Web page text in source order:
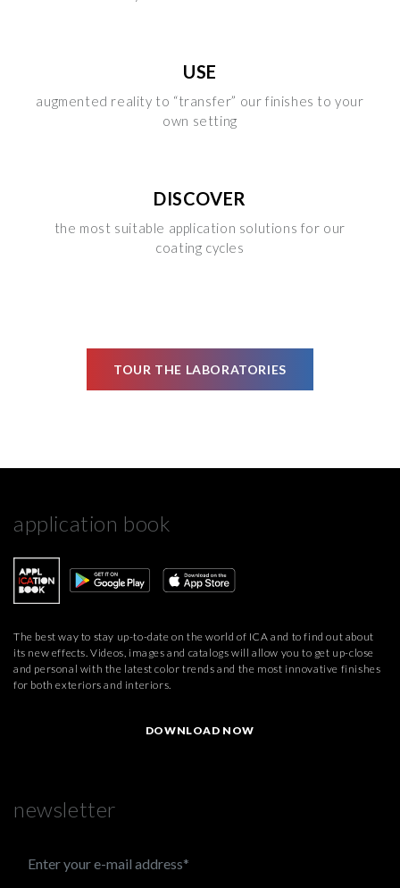
USE
augmented reality to “transfer” our finishes to your
own setting
DISCOVER
the most suitable application solutions for our
coating cycles
TOUR THE LABORATORIES
application book
The best way to stay up-to-date on the world of ICA and to find out about
its new effects. Videos, images and catalogs will allow you to get up-close
and personal with the latest color trends and the most innovative finishes
for both exteriors and interiors.
DOWNLOAD NOW
newsletter